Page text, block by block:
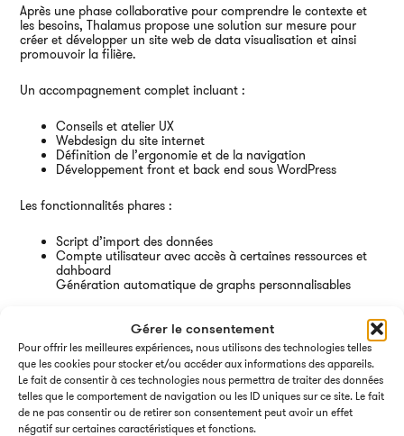
Gérer le consentement
Pour offrir les meilleures expériences, nous utilisons des technologies telles
que les cookies pour stocker et/ou accéder aux informations des appareils.
Le fait de consentir à ces technologies nous permettra de traiter des données
telles que le comportement de navigation ou les ID uniques sur ce site. Le fait
de ne pas consentir ou de retirer son consentement peut avoir un effet
négatif sur certaines caractéristiques et fonctions.
Après une phase collaborative pour comprendre le contexte et
les besoins, Thalamus propose une solution sur mesure pour
créer et développer un site web de data visualisation et ainsi
promouvoir la filière.
Un accompagnement complet incluant :
Conseils et atelier UX
Webdesign du site internet
Définition de l’ergonomie et de la navigation
Développement front et back end sous WordPress
Les fonctionnalités phares :
Script d’import des données
Compte utilisateur avec accès à certaines ressources et
dahboard
Génération automatique de graphs personnalisables